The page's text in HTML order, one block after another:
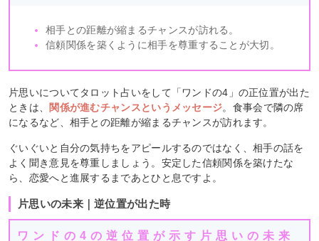
相手との距離が縮まるチャンスが訪れる。
信頼関係を築くように相手を尊重することが大切。
片思いについてタロット占いをして「ワンドの4」の正位置が出た
ときは、
関係が進むチャンスというメッセージ。食事会で隣の席
になるなど、相手との距離が縮まるチャンスが訪れます。
ぐいぐいと自分の気持ちをアピールするのではなく、相手の話を
よく聞き意見を尊重しましょう。安定した信頼関係を築けたな
ら、恋愛へと進展するまであとひと息ですよ。
片思いの未来｜逆位置が出た時
ワンドの4の逆位置が示す片思いの未来